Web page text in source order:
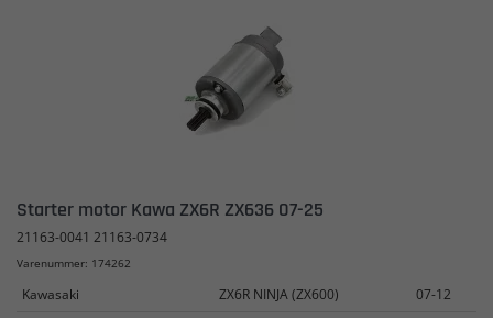
Starter motor Kawa ZX6R ZX636 07-25
21163-0041 21163-0734
Varenummer: 174262
Kawasaki ZX6R NINJA (ZX600)
07-12